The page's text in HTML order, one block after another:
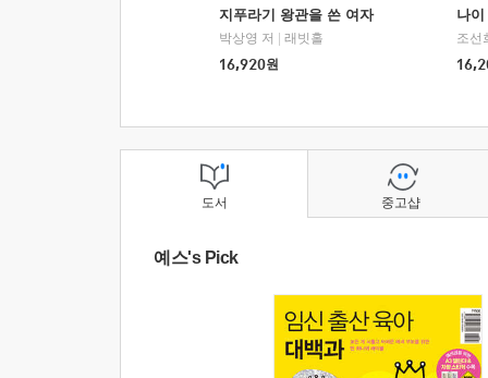
지푸라기 왕관을 쓴 여자
박상영 저
래빗홀
16,920원
나
조선
도서
예스's Pick
중고샵